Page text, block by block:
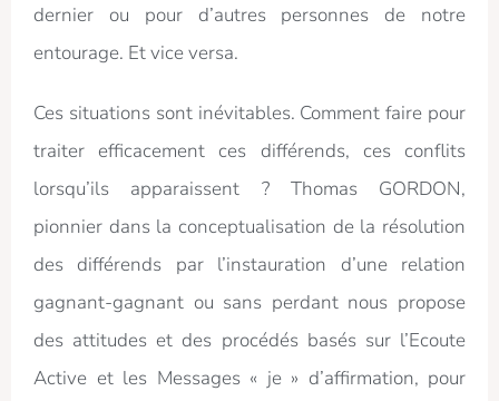
dernier ou pour d’autres personnes de notre
entourage. Et vice versa.
Ces situations sont inévitables. Comment faire pour
traiter efficacement ces différends, ces conflits
lorsqu’ils apparaissent ? Thomas GORDON,
pionnier dans la conceptualisation de la résolution
des différends par l’instauration d’une relation
gagnant-gagnant ou sans perdant nous propose
des attitudes et des procédés basés sur l’Ecoute
Active et les Messages « je » d’affirmation, pour